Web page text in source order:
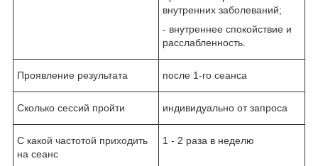
внутренних заболеваний;
- внутреннее спокойствие и
расслабленность.
Проявление результата после 1-го сеанса
Сколько сессий пройти индивидуально от запроса
С какой частотой приходить
на сеанс
1 - 2 раза в неделю